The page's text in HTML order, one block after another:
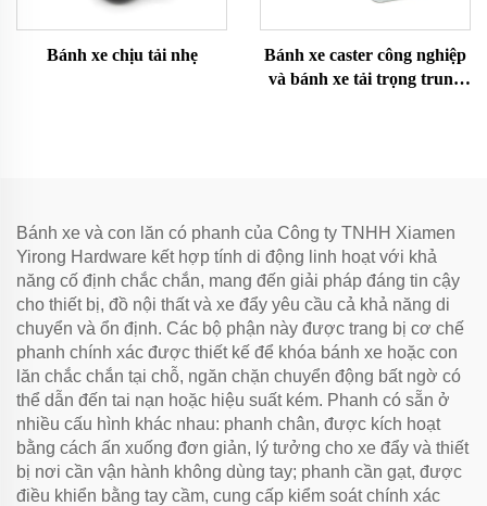
Bánh xe chịu tải nhẹ
Bánh xe caster công nghiệp
và bánh xe tải trọng trung
Bánh xe và con lăn có phanh của Công ty TNHH Xiamen
Yirong Hardware kết hợp tính di động linh hoạt với khả
năng cố định chắc chắn, mang đến giải pháp đáng tin cậy
cho thiết bị, đồ nội thất và xe đẩy yêu cầu cả khả năng di
chuyển và ổn định. Các bộ phận này được trang bị cơ chế
phanh chính xác được thiết kế để khóa bánh xe hoặc con
lăn chắc chắn tại chỗ, ngăn chặn chuyển động bất ngờ có
thể dẫn đến tai nạn hoặc hiệu suất kém. Phanh có sẵn ở
nhiều cấu hình khác nhau: phanh chân, được kích hoạt
bằng cách ấn xuống đơn giản, lý tưởng cho xe đẩy và thiết
bị nơi cần vận hành không dùng tay; phanh cần gạt, được
điều khiển bằng tay cầm, cung cấp kiểm soát chính xác